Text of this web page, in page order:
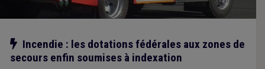
Notre action
Incendie : les dotations fédérales aux zones de
secours enfin soumises à indexation